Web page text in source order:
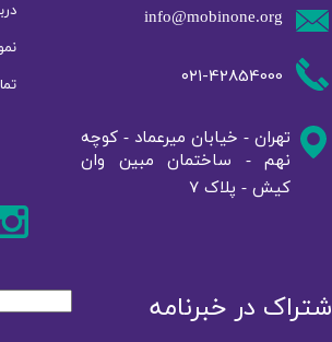
در خبرنامه
۰۲۱-42854000
info@mobinone.org
تهران - خیابان میرعماد - کوچه
نهم - ساختمان مبین وان
کیش - پلاک 7